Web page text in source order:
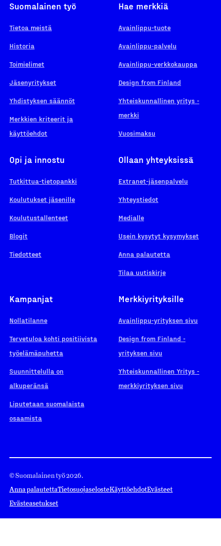
Suomalainen työ
Tietoa meistä
Historia
Toimielimet
Jäsenyritykset
Yhdistyksen säännöt
Merkkien kriteerit ja
käyttöehdot
Hae merkkiä
Avainlippu-tuote
Avainlippu-palvelu
Avainlippu-verkkokauppa
Design from Finland
Yhteiskunnallinen yritys -
merkki
Vuosimaksu
Opi ja innostu
Tutkittua-tietopankki
Koulutukset jäsenille
Koulutustallenteet
Blogit
Tiedotteet
Ollaan yhteyksissä
Extranet-jäsenpalvelu
Yhteystiedot
Medialle
Usein kysytyt kysymykset
Anna palautetta
Tilaa uutiskirje
Kampanjat
Nollatilanne
Tervetuloa kohti positiivista
työelämäpuhetta
Suunnittelulla on
alkuperänsä
Liputetaan suomalaista
osaamista
Merkkiyrityksille
Avainlippu-yrityksen sivu
Design from Finland -
yrityksen sivu
Yhteiskunnallinen Yritys -
merkkiyrityksen sivu
© Suomalainen työ 2026.
Anna palautettaTietosuojaselosteKäyttöehdotEvästeet
Evästeasetukset